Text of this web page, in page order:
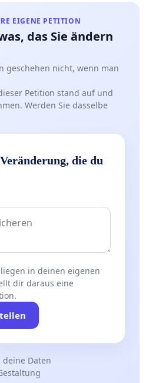
EIGENE PETITION
das Sie ändern
geschehen nicht, wenn man
Petition stand auf und
Werden Sie dasselbe
die du
in deinen eigenen
dir daraus eine
Daten